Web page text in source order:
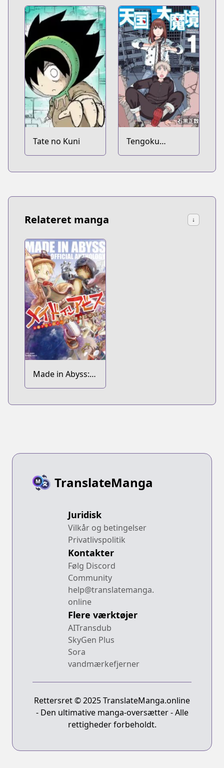
Tate no Kuni
Tengoku
Daimakyou
Relateret manga ↓
Made in Abyss:
Koushiki
TranslateManga
Juridisk
Vilkår og betingelser
Privatlivspolitik
Kontakter
Følg Discord
Community
help@translatemanga.
online
Flere værktøjer
AITransdub
SkyGen Plus
Sora
vandmærkefjerner
Rettersret © 2025 TranslateManga.online
- Den ultimative manga-oversætter - Alle
rettigheder forbeholdt.